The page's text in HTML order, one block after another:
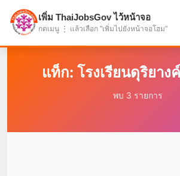
แบ่งปันโอกาส เพื่ออนาคตที่ก้าวหน้า
แท็ก: โรงเรียนดุริยาง
พบ 3 รายการ
เพิ่ม ThaiJobsGov ไว้หน้าจอ
กดเมนู ⋮ แล้วเลือก "เพิ่มไปยังหน้าจอโฮม"